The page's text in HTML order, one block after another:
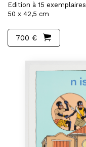
Edition à 15 exemplaires
50 x 42,5 cm
700 €